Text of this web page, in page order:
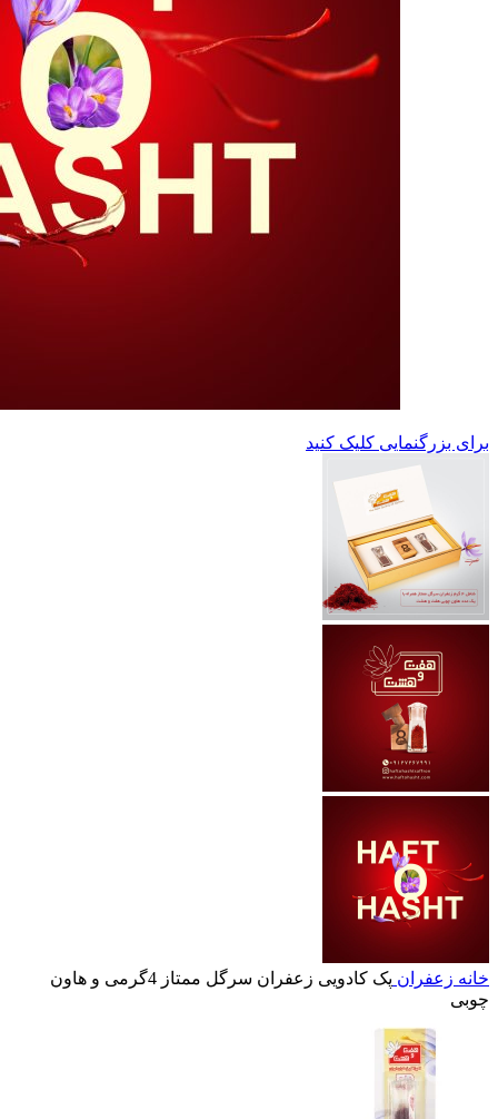
برای بزرگنمایی کلیک کنید
خانه زعفران
پک کادویی زعفران سرگل ممتاز 4گرمی و هاون
چوبی